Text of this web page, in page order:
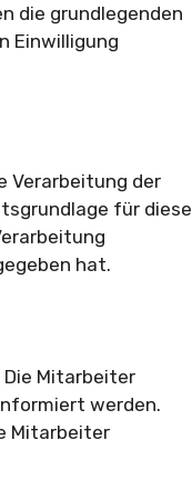
die grundlegenden
Einwilligung
Verarbeitung der
für diese
hat.
Mitarbeiter
werden.
Mitarbeiter